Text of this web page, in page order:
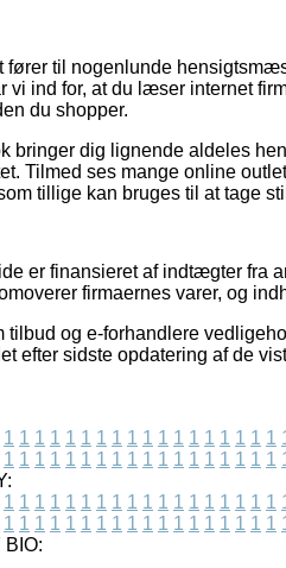
fører til nogenlunde
vi ind for, at du læser internet
du shopper.
bringer dig lignende aldeles
Tilmed ses mange online
tillige kan bruges til at tage
er finansieret af indtægter fra
firmaernes varer, og
tilbud og e-forhandlere
efter sidste opdatering af de
1 1 1 1 1 1 1 1 1 1 1 1 1 1 1 1 1 1
1 1 1 1 1 1 1 1 1 1 1 1 1 1 1 1 1 1
1 1 1 1 1 1 1 1 1 1 1 1 1 1 1 1 1 1
1 1 1 1 1 1 1 1 1 1 1 1 1 1 1 1 1 1
BIO: